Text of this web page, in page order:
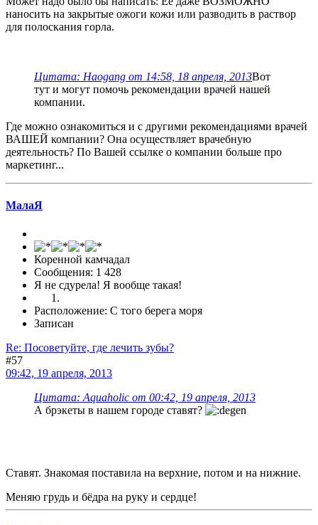
наносить на закрытые ожоги кожи или разводить в раствор
для полоскания горла.
Цитата: Haogang от 14:58, 18 апреля, 2013Вот
тут и могут помочь рекомендации врачей нашей
компании.
Где можно ознакомиться и с другими рекомендациями врачей
ВАШЕЙ компании? Она осуществляет врачебную
деятельность? По Вашей ссылке о компании больше про
маркетинг...
МалаЯ
Коренной камчадал
Сообщения: 1 428
Я не сдурела! Я вообще такая!
Расположение: С того берега моря
Записан
Re: Посоветуйте, где лечить зубы?
#57
09:42, 19 апреля, 2013
Цитата: Aquaholic от 00:42, 19 апреля, 2013
А брэкеты в нашем городе ставят?
Ставят. Знакомая поставила на верхние, потом и на нижние.
Меняю грудь и бёдра на руку и сердце!